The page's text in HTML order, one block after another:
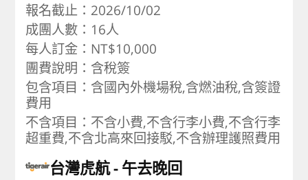
報名截止：2026/10/02
成團人數：16人
每人訂金：NT$10,000
團費說明：含稅簽
包含項目：含國內外機場稅,含燃油稅,含簽證
費用
不含項目：不含小費,不含行李小費,不含行李
超重費,不含北高來回接駁,不含辦理護照費用
台灣虎航 午去晚回